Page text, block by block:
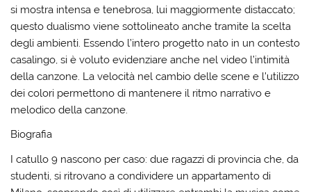
si mostra intensa e tenebrosa, lui maggiormente distaccato;
questo dualismo viene sottolineato anche tramite la scelta
degli ambienti. Essendo l’intero progetto nato in un contesto
casalingo, si è voluto evidenziare anche nel video l’intimità
della canzone. La velocità nel cambio delle scene e l’utilizzo
dei colori permettono di mantenere il ritmo narrativo e
melodico della canzone.
Biografia
I catullo 9 nascono per caso: due ragazzi di provincia che, da
studenti, si ritrovano a condividere un appartamento di